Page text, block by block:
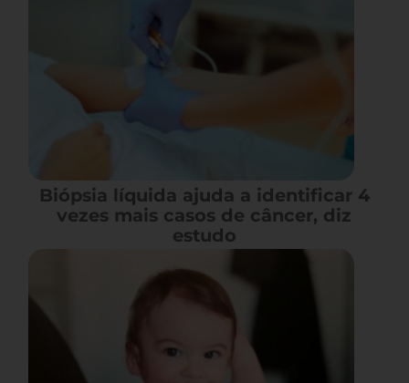
Biópsia líquida ajuda a identificar 4
vezes mais casos de câncer, diz
estudo